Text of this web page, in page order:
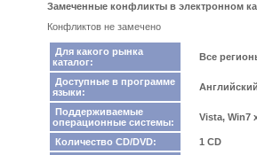
Замеченные конфликты в электронном
Конфликтов не замечено
Для какого рынка
каталог:
Все
Доступные в программе
языки:
Поддерживаемые
операционные системы:
Vista, Win7
Количество CD/DVD:
1 CD